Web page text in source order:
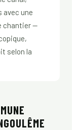
avec une
chantier —
selon la